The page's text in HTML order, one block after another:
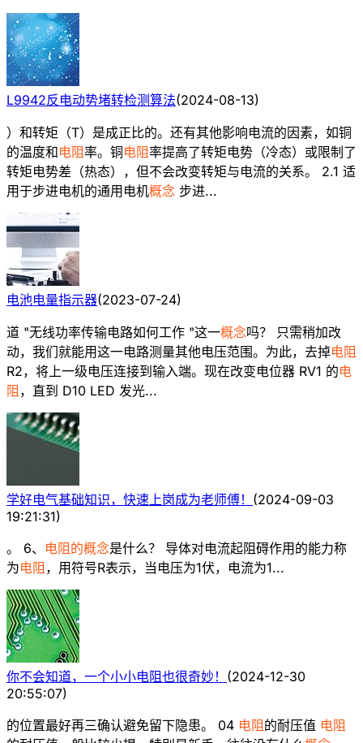
L9942反电动势堵转检测算法(2024-08-13)
）和转矩（T）是成正比的。还有其他影响电流的因素，如铜
的温度和电阻率。铜电阻率提高了转矩电势（冷态）或限制了
转矩电势差（热态），但不会改变转矩与电流的关系。 2.1 适
用于步进电机的通用电机概念 步进...
电池电量指示器(2023-07-24)
道 "无线功率传输电路如何工作 "这一概念吗？ 只需稍加改
动，我们就能用这一电路测量其他电压范围。为此，去掉电阻
R2，将上一级电压连接到输入端。现在改变电位器 RV1 的电
阻 ，直到 D10 LED 发光...
学好电气基础知识，快速上岗成为老师傅！ (2024-09-03
19:21:31)
。 6、 电阻的概念是什么？ 导体对电流起阻碍作用的能力称
为电阻 ，用符号R表示，当电压为1伏，电流为1...
你不会知道，一个小小电阻也很奇妙！ (2024-12-30
20:55:07)
的位置最好再三确认避免留下隐患。 04 电阻的耐压值 电阻